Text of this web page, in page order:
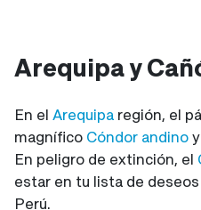
Arequipa y
En el Arequipa región, el
magnífico Cóndor andino
En peligro de extinción, el
estar en tu lista de
Perú.